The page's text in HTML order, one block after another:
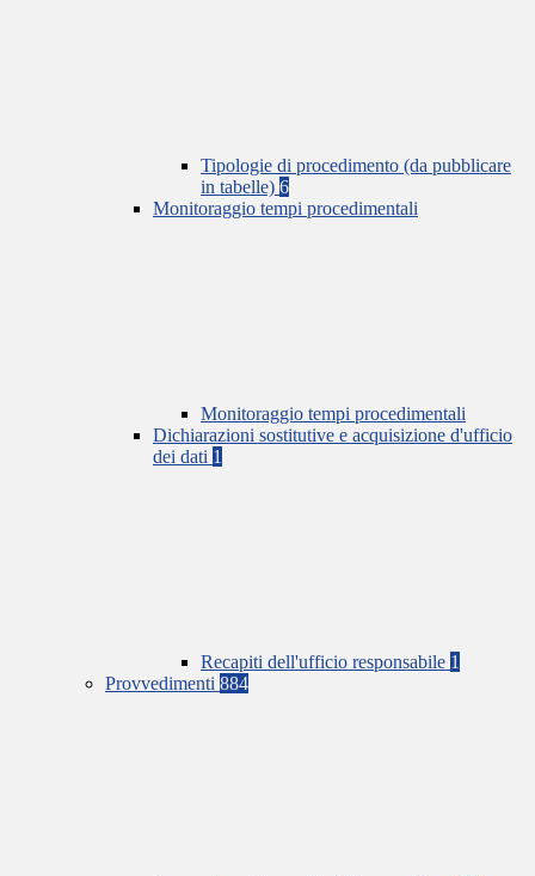
Tipologie di procedimento (da pubblicare
in tabelle) 6
Monitoraggio tempi procedimentali
Monitoraggio tempi procedimentali
Dichiarazioni sostitutive e acquisizione d'ufficio
dei dati 1
Recapiti dell'ufficio responsabile 1
Provvedimenti 884